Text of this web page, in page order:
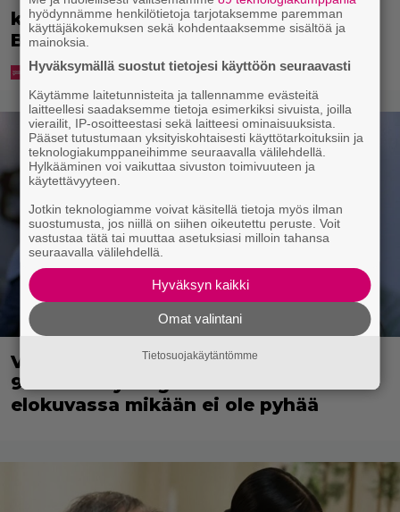
kulkee” – Susanna Penttilä suuntasi
Bangbussinsa Helsingin keskustaan
Vain aikuisille: Ilmaiskatselussa villi
90-luvun kyborgisekoilu – tässä
elokuvassa mikään ei ole pyhää
hyödynnämme henkilötietoja tarjotaksemme paremman
käyttäjäkokemuksen sekä kohdentaaksemme sisältöä ja
mainoksia.
Hyväksymällä suostut tietojesi käyttöön seuraavasti
Käytämme laitetunnisteita ja tallennamme evästeitä
laitteellesi saadaksemme tietoja esimerkiksi sivuista, joilla
vierailit, IP-osoitteestasi sekä laitteesi ominaisuuksista.
Pääset tutustumaan yksityiskohtaisesti käyttötarkoituksiin ja
teknologiakumppaneihimme seuraavalla välilehdellä.
Hylkääminen voi vaikuttaa sivuston toimivuuteen ja
käytettävyyteen.
Jotkin teknologiamme voivat käsitellä tietoja myös ilman
suostumusta, jos niillä on siihen oikeutettu peruste. Voit
vastustaa tätä tai muuttaa asetuksiasi milloin tahansa
seuraavalla välilehdellä.
Hyväksyn kaikki
Omat valintani
Tietosuojakäytäntömme